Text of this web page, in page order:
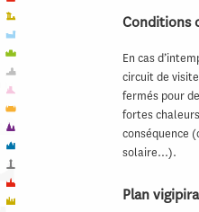
Conditions
En cas
circuit de
fermés pour
fortes
conséquence
solaire…).
Plan